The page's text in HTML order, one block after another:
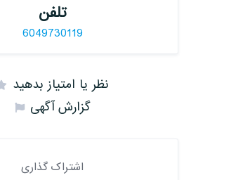
تلفن
6049730119
نظر یا امتیاز بدهید
گزارش آگهی
اشتراک گذاری